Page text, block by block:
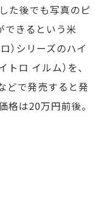
た後でも写真のピ
できるという米
）シリーズのハイ
トロ イルム）を、
どで発売すると発
格は20万円前後。